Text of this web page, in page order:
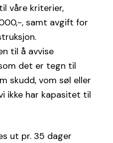
våre kriterier,
, samt avgift for
til å avvise
det er tegn til
skudd, vom søl eller
ikke har kapasitet til
ut pr. 35 dager